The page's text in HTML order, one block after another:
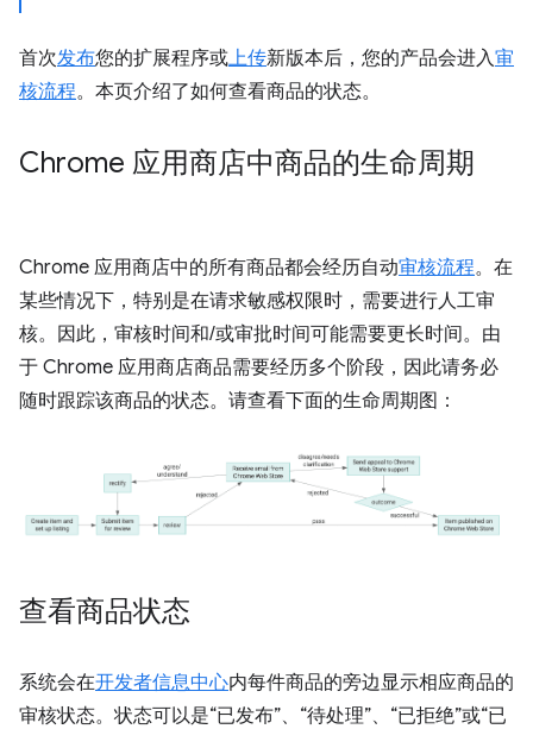
首次发布您的扩展程序或上传新版本后，您的产品会进入审
核流程。本页介绍了如何查看商品的状态。
Chrome 应用商店中商品的生命周期
Chrome 应用商店中的所有商品都会经历自动审核流程。在
某些情况下，特别是在请求敏感权限时，需要进行人工审
核。因此，审核时间和/或审批时间可能需要更长时间。由
于 Chrome 应用商店商品需要经历多个阶段，因此请务必
随时跟踪该商品的状态。请查看下面的生命周期图：
查看商品状态
系统会在开发者信息中心内每件商品的旁边显示相应商品的
审核状态。状态可以是“已发布”、“待处理”、“已拒绝”或“已